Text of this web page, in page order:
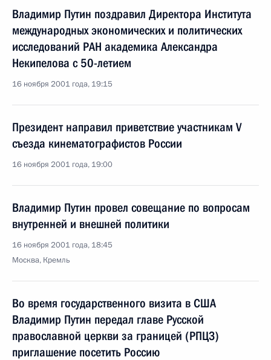
Владимир Путин поздравил Директора Института
международных экономических и политических
исследований РАН академика Александра
Некипелова с 50-летием
16 ноября 2001 года, 19:15
Президент направил приветствие участникам V
съезда кинематографистов России
16 ноября 2001 года, 19:00
Владимир Путин провел совещание по вопросам
внутренней и внешней политики
16 ноября 2001 года, 18:45
Москва, Кремль
Во время государственного визита в США
Владимир Путин передал главе Русской
православной церкви за границей (РПЦЗ)
приглашение посетить Россию